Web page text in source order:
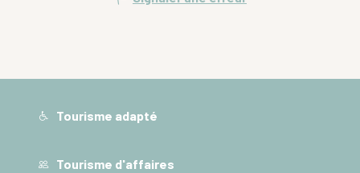
Tourisme adapté
Tourisme d'affaires